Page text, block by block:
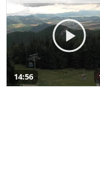
14:56